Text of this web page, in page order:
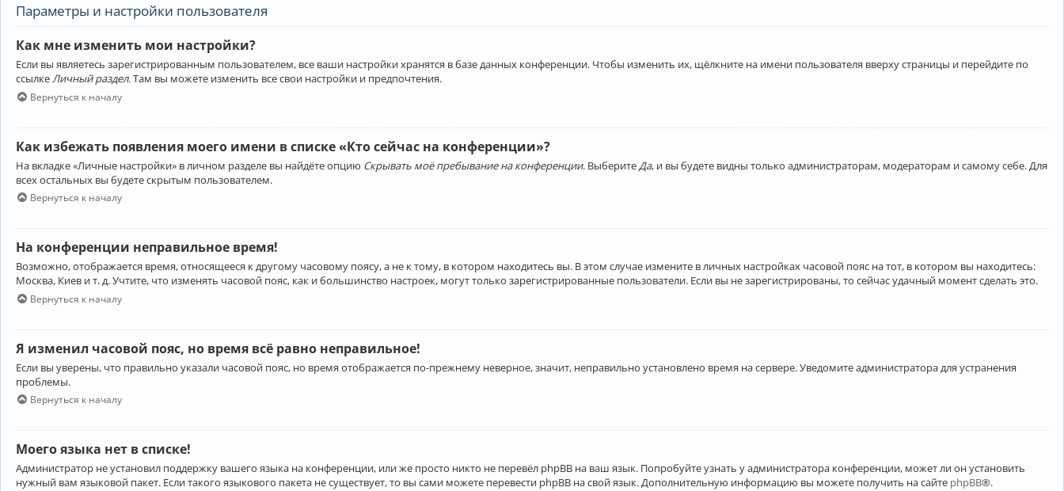
Параметры и настройки пользователя
Как мне изменить мои настройки?
Если вы являетесь зарегистрированным пользователем, все ваши настройки хранятся в базе данных конференции. Чтобы изменить их, щёлкните на имени пользователя вверху страницы и перейдите по
ссылкеЛичный раздел. Там вы можете изменить все свои настройки и предпочтения.
Вернуться к началу
Как избежать появления моего имени в списке «Кто сейчас на конференции»?
На вкладке «Личные настройки» в личном разделе вы найдёте опцию Скрывать моё пребывание на конференции. Выберите Да, и вы будете видны только администраторам, модераторам и самому себе. Для
всех остальных вы будете скрытым пользователем.
Вернуться к началу
На конференции неправильное время!
Возможно, отображается время, относящееся к другому часовому поясу, а не к тому, в котором находитесь вы. В этом случае измените в личных настройках часовой пояс на тот, в котором вы находитесь:
Москва, Киев и т. д. Учтите, что изменять часовой пояс, как и большинство настроек, могут только зарегистрированные пользователи. Если вы не зарегистрированы, то сейчас удачный момент сделать это.
Вернуться к началу
Я изменил часовой пояс, но время всё равно неправильное!
Если вы уверены, что правильно указали часовой пояс, но время отображается по-прежнему неверное, значит, неправильно установлено время на сервере. Уведомите администратора для устранения
проблемы.
Вернуться к началу
Моего языка нет в списке!
Администратор не установил поддержку вашего языка на конференции, или же просто никто не перевёл phpBB на ваш язык. Попробуйте узнать у администратора конференции, может ли он установить
нужный вам языковой пакет. Если такого языкового пакета не существует, то вы сами можете перевести phpBB на свой язык. Дополнительную информацию вы можете получить на сайте phpBB®.